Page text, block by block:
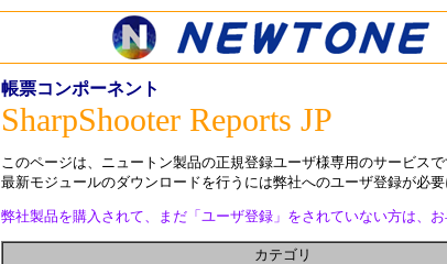
帳票コンポーネント
SharpShooter Reports JP
このページは、ニュートン製品の正規登録ユーザ様専用のサービスで
最新モジュールのダウンロードを行うには弊社へのユーザ登録が必要
弊社製品を購入されて、まだ「ユーザ登録」をされていない方は、
カテゴリ